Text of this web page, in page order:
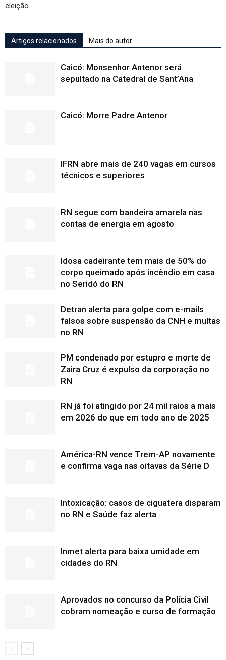
eleição
Artigos relacionados Mais do autor
Caicó: Monsenhor Antenor será
sepultado na Catedral de Sant’Ana
Caicó: Morre Padre Antenor
IFRN abre mais de 240 vagas em cursos
técnicos e superiores
RN segue com bandeira amarela nas
contas de energia em agosto
Idosa cadeirante tem mais de 50% do
corpo queimado após incêndio em casa
no Seridó do RN
Detran alerta para golpe com e-mails
falsos sobre suspensão da CNH e multas
no RN
PM condenado por estupro e morte de
Zaira Cruz é expulso da corporação no
RN
RN já foi atingido por 24 mil raios a mais
em 2026 do que em todo ano de 2025
América-RN vence Trem-AP novamente
e confirma vaga nas oitavas da Série D
Intoxicação: casos de ciguatera disparam
no RN e Saúde faz alerta
Inmet alerta para baixa umidade em
cidades do RN
Aprovados no concurso da Polícia Civil
cobram nomeação e curso de formação